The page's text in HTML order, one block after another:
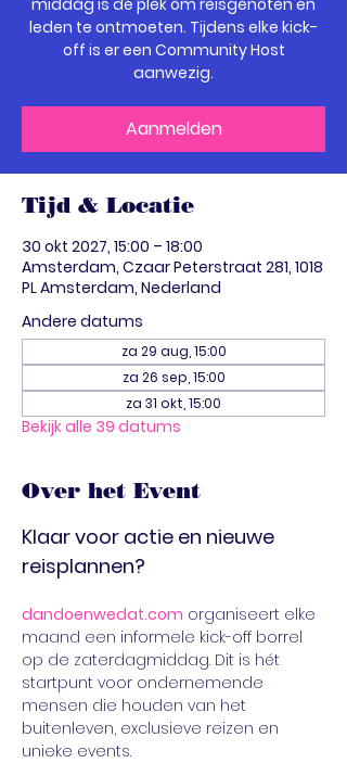
middag is dé plek om reisgenoten en
leden te ontmoeten. Tijdens elke kick-
off is er een Community Host
aanwezig.
Aanmelden
Tijd & Locatie
30 okt 2027, 15:00 – 18:00
Amsterdam, Czaar Peterstraat 281, 1018
PL Amsterdam, Nederland
Andere datums
za 29 aug, 15:00
za 26 sep, 15:00
za 31 okt, 15:00
Bekijk alle 39 datums
Over het Event
Klaar voor actie en nieuwe
reisplannen?
dandoenwedat.com organiseert elke
maand een informele kick-off borrel
op de zaterdagmiddag. Dit is hét
startpunt voor ondernemende
mensen die houden van het
buitenleven, exclusieve reizen en
unieke events.